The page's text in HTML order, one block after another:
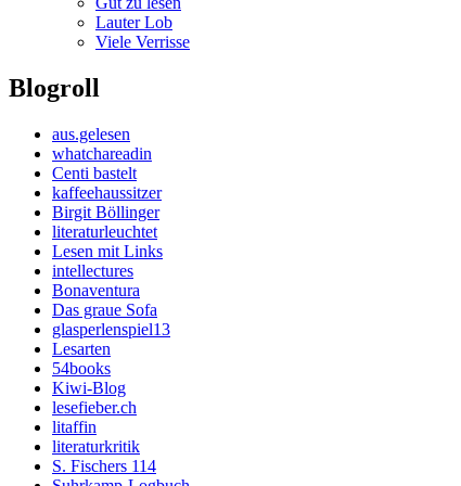
Lauter Lob
Viele Verrisse
Blogroll
aus.gelesen
whatchareadin
Centi bastelt
kaffeehaussitzer
Birgit Böllinger
literaturleuchtet
Lesen mit Links
intellectures
Bonaventura
Das graue Sofa
glasperlenspiel13
Lesarten
54books
Kiwi-Blog
lesefieber.ch
litaffin
literaturkritik
S. Fischers 114